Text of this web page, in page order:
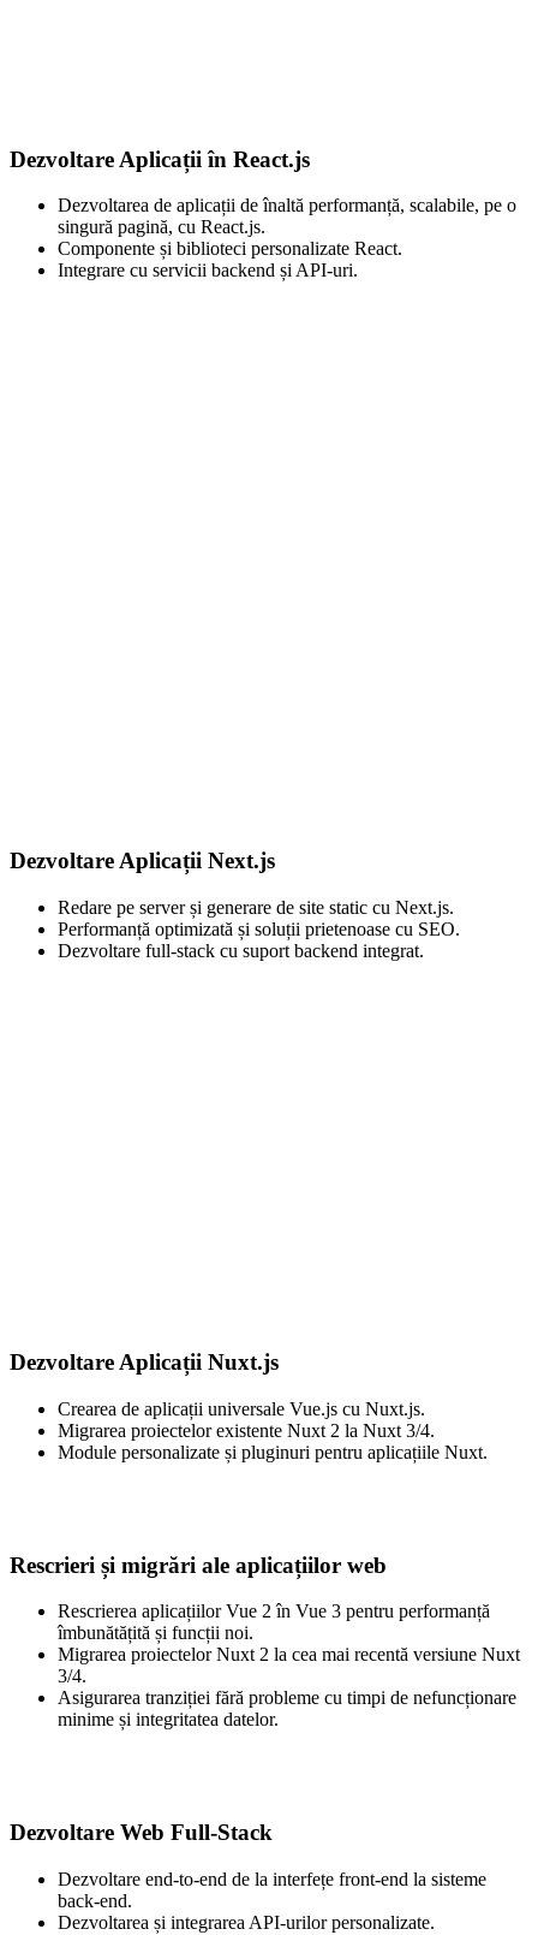
Dezvoltare Aplicații în React.js
Dezvoltarea de aplicații de înaltă performanță, scalabile, pe o
singură pagină, cu React.js.
Componente și biblioteci personalizate React.
Integrare cu servicii backend și API-uri.
Dezvoltare Aplicații Next.js
Redare pe server și generare de site static cu Next.js.
Performanță optimizată și soluții prietenoase cu SEO.
Dezvoltare full-stack cu suport backend integrat.
Dezvoltare Aplicații Nuxt.js
Crearea de aplicații universale Vue.js cu Nuxt.js.
Migrarea proiectelor existente Nuxt 2 la Nuxt 3/4.
Module personalizate și pluginuri pentru aplicațiile Nuxt.
Rescrieri și migrări ale aplicațiilor web
Rescrierea aplicațiilor Vue 2 în Vue 3 pentru performanță
îmbunătățită și funcții noi.
Migrarea proiectelor Nuxt 2 la cea mai recentă versiune Nuxt
3/4.
Asigurarea tranziției fără probleme cu timpi de nefuncționare
minime și integritatea datelor.
Dezvoltare Web Full-Stack
Dezvoltare end-to-end de la interfețe front-end la sisteme
back-end.
Dezvoltarea și integrarea API-urilor personalizate.